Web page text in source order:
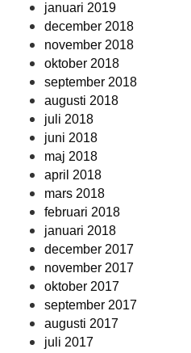
januari 2019
december 2018
november 2018
oktober 2018
september 2018
augusti 2018
juli 2018
juni 2018
maj 2018
april 2018
mars 2018
februari 2018
januari 2018
december 2017
november 2017
oktober 2017
september 2017
augusti 2017
juli 2017